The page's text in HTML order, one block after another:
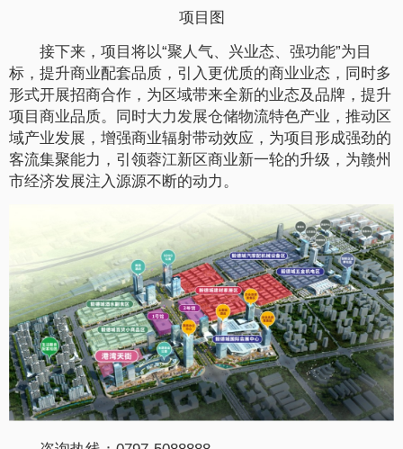
项目图
接下来，项目将以“聚人气、兴业态、强功能”为目
标，提升商业配套品质，引入更优质的商业业态，同时多
形式开展招商合作，为区域带来全新的业态及品牌，提升
项目商业品质。同时大力发展仓储物流特色产业，推动区
域产业发展，增强商业辐射带动效应，为项目形成强劲的
客流集聚能力，引领蓉江新区商业新一轮的升级，为赣州
市经济发展注入源源不断的动力。